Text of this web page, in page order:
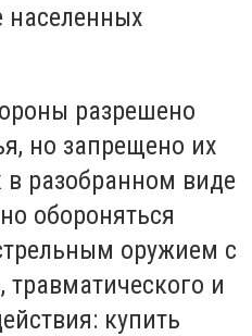
населенных
разрешено
но запрещено их
разобранном виде
обороняться
оружием с
травматического и
купить